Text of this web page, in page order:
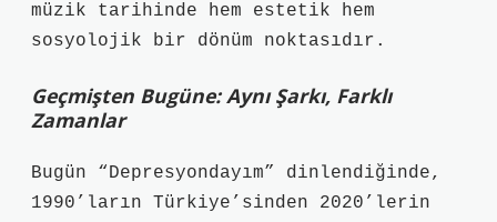
müzik tarihinde hem estetik hem
sosyolojik bir dönüm noktasıdır.
Geçmişten Bugüne: Aynı Şarkı, Farklı
Zamanlar
Bugün “Depresyondayım” dinlendiğinde,
1990’ların Türkiye’sinden 2020’lerin